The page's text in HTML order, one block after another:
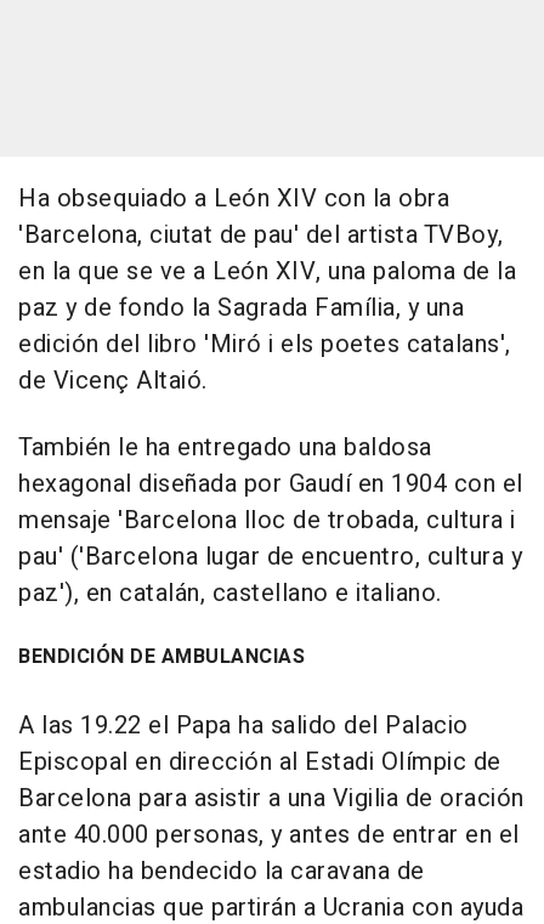
Ha obsequiado a León XIV con la obra
'Barcelona, ciutat de pau' del artista TVBoy,
en la que se ve a León XIV, una paloma de la
paz y de fondo la Sagrada Família, y una
edición del libro 'Miró i els poetes catalans',
de Vicenç Altaió.
También le ha entregado una baldosa
hexagonal diseñada por Gaudí en 1904 con el
mensaje 'Barcelona lloc de trobada, cultura i
pau' ('Barcelona lugar de encuentro, cultura y
paz'), en catalán, castellano e italiano.
BENDICIÓN DE AMBULANCIAS
A las 19.22 el Papa ha salido del Palacio
Episcopal en dirección al Estadi Olímpic de
Barcelona para asistir a una Vigilia de oración
ante 40.000 personas, y antes de entrar en el
estadio ha bendecido la caravana de
ambulancias que partirán a Ucrania con ayuda